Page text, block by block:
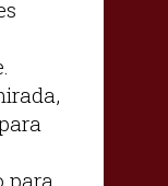
para